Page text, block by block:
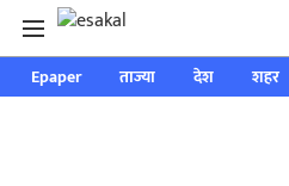
Epaper ताज्या देश शहर